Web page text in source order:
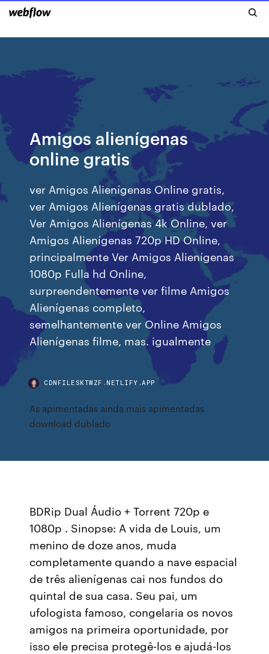
Amigos alienígenas
online gratis
ver Amigos Alienígenas Online gratis,
ver Amigos Alienígenas gratis dublado,
Ver Amigos Alienígenas 4k Online, ver
Amigos Alienígenas 720p HD Online,
principalmente Ver Amigos Alienígenas
1080p Fulla hd Online,
surpreendentemente ver filme Amigos
Alienígenas completo,
semelhantemente ver Online Amigos
Alienígenas filme, mas. igualmente
CDNFILESKTWZF.NETLIFY.APP
As apimentadas ainda mais apimentadas
download dublado
BDRip Dual Áudio + Torrent 720p e
1080p . Sinopse: A vida de Louis, um
menino de doze anos, muda
completamente quando a nave espacial
de três alienígenas cai nos fundos do
quintal de sua casa. Seu pai, um
ufologista famoso, congelaria os novos
amigos na primeira oportunidade, por
isso ele precisa protegê-los e ajudá-los